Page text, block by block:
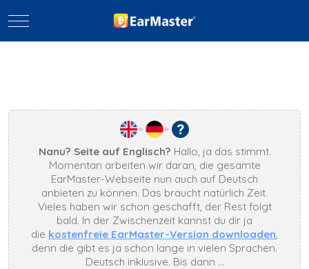
Mobile Menu Toggle
Nanu? Seite auf Englisch? Hallo, ja das stimmt.
Momentan arbeiten wir daran, die gesamte
EarMaster-Webseite nun auch auf Deutsch
anbieten zu können. Das braucht natürlich Zeit.
Vieles haben wir schon geschafft, der Rest folgt
bald. In der Zwischenzeit kannst du dir ja
die kostenfreie EarMaster-Version downloaden,
denn die gibt es ja schon lange in vielen Sprachen.
Deutsch inklusive. Bis dann …